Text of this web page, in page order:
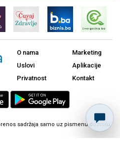
O nama
Uslovi
Privatnost
Marketing
Aplikacije
Kontakt
sadržaja samo uz pismenu dozvolu.